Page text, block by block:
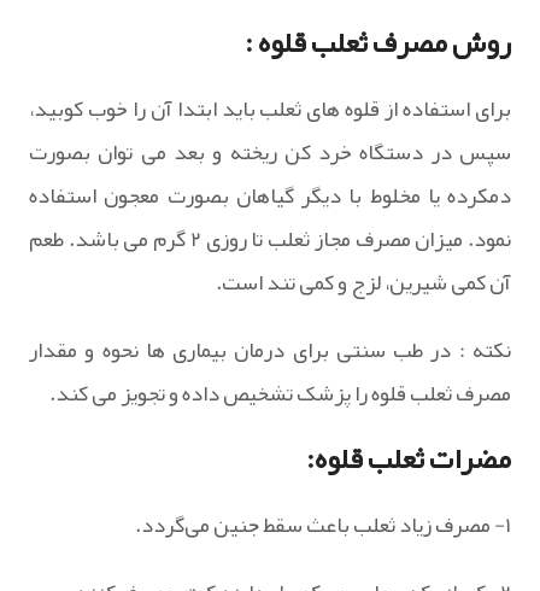
روش مصرف ثعلب قلوه :
برای استفاده از قلوه های ثعلب باید ابتدا آن را خوب کوبید،
سپس در دستگاه خرد کن ریخته و بعد می توان بصورت
دمکرده یا مخلوط با دیگر گیاهان بصورت معجون استفاده
نمود. میزان مصرف مجاز ثعلب تا روزی ۲ گرم می باشد. طعم
آن کمی شیرین، لزج و کمی تند است.
نکته : در طب سنتی برای درمان بیماری ها نحوه و مقدار
مصرف ثعلب قلوه را پزشک تشخیص داده و تجویز می کند.
مضرات ثعلب قلوه:
۱- مصرف زیاد ثعلب باعث سقط جنین می‌گردد.